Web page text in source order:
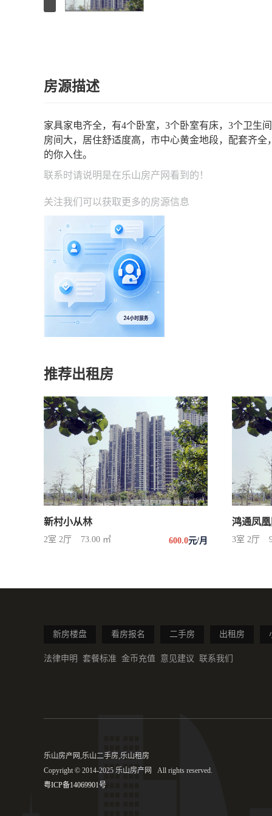
房源描述
家具家电齐全，有4个卧室，3个卧室有床，3个卫生
房间大，居住舒适度高，市中心黄金地段，配套齐
的你入住。
联系时请说明是在乐山房产网 看到的！
关注我们可以获取更多的房源信息
推荐出租房
新村小从林
2室 2厅 73.00 ㎡ 600.0元/月
鸿通凤
3室 2厅
新房楼盘 看房报名 二手房 出租房
法律申明 套餐标准 金币充值 意见建议 联系我们
乐山房产网,乐山二手房,乐山租房
Copyright © 2014-2025 乐山房产网 All rights reserved.
粤ICP备14069901号